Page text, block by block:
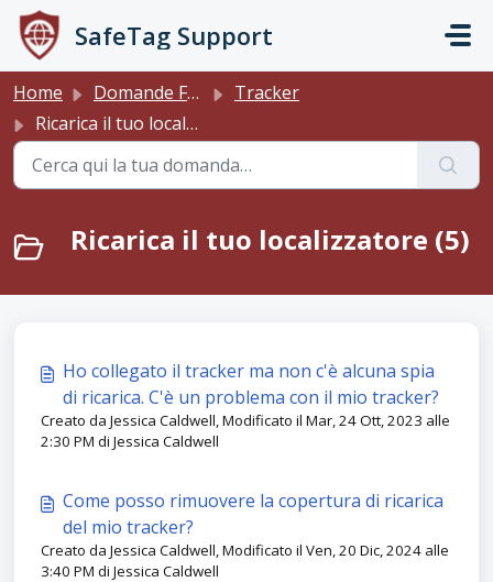
Salta al contenuto principale
SafeTag Support
Home Domande Frequenti (FAQ)
Tracker
Ricarica il tuo localizzatore
Ricarica il tuo localizzatore (5)
Ho collegato il tracker ma non c'è alcuna spia
di ricarica. C'è un problema con il mio tracker?
Creato da Jessica Caldwell, Modificato il Mar, 24 Ott, 2023 alle
2:30 PM di Jessica Caldwell
Come posso rimuovere la copertura di ricarica
del mio tracker?
Creato da Jessica Caldwell, Modificato il Ven, 20 Dic, 2024 alle
3:40 PM di Jessica Caldwell